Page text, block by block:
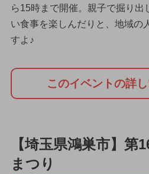
ら15時まで開催。親子で掘り出
い食事を楽しんだりと、地域の
すよ♪
このイベントの詳
【埼玉県鴻巣市】第
まつり